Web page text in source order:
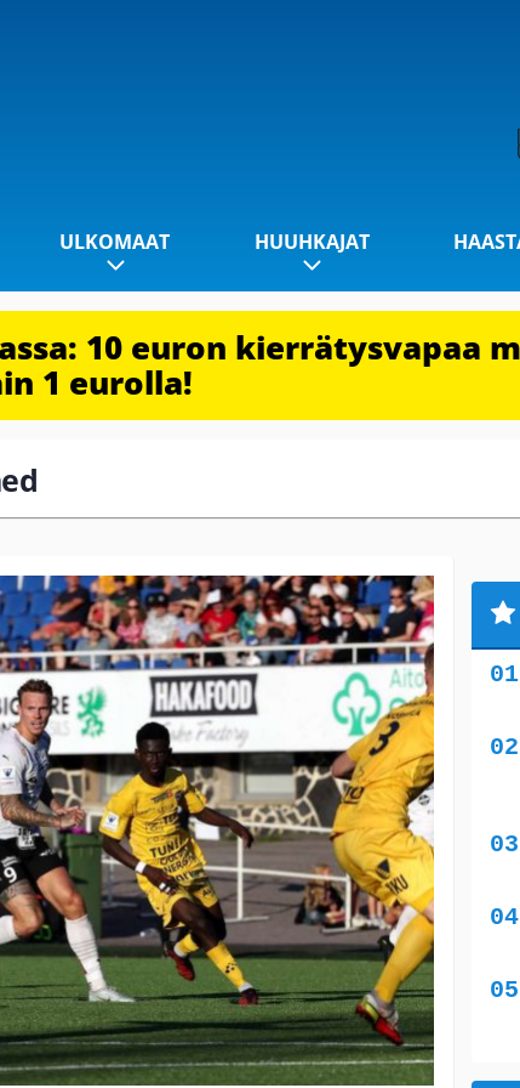
ULKOMAAT HUUHKAJAT
10 euron kierrätysvapaa
1 eurolla!